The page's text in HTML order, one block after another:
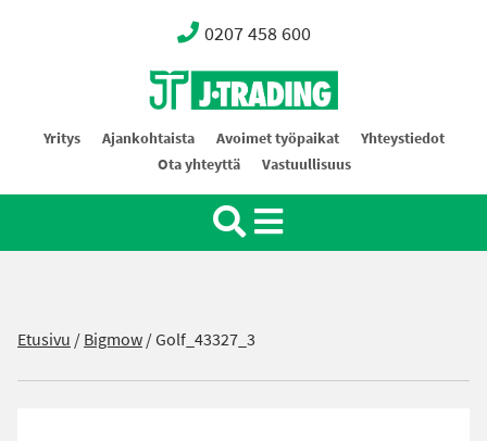
0207 458 600
Oy J-Trading Ab
Yritys Ajankohtaista Avoimet työpaikat
Yhteystiedot
Ota yhteyttä
Vastuullisuus
Etusivu /Bigmow/Golf_43327_3